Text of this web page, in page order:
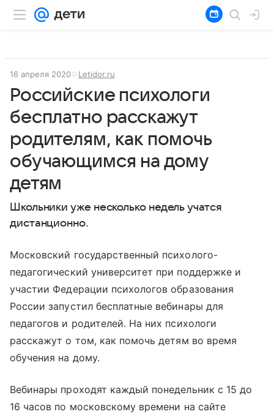
16 апреля 2020 Letidor.ru
Российские психологи
бесплатно расскажут
родителям, как помочь
обучающимся на дому
детям
Школьники уже несколько недель учатся
дистанционно.
Московский государственный психолого-
педагогический университет при поддержке и
участии Федерации психологов образования
России запустил бесплатные вебинары для
педагогов и родителей. На них психологи
расскажут о том, как помочь детям во время
обучения на дому.
Вебинары проходят каждый понедельник с 15 до
16 часов по московскому времени на сайте